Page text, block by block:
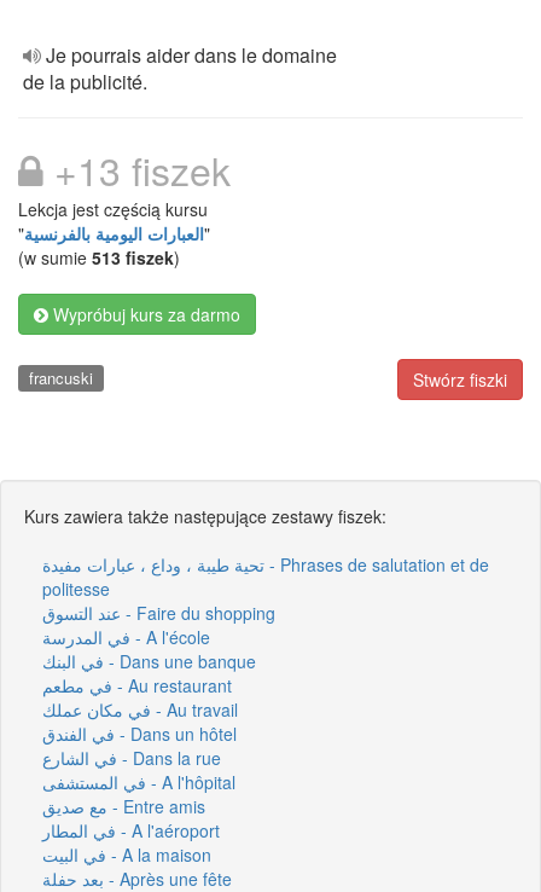
Je pourrais aider dans le domaine
de la publicité.
+13 fiszek
Lekcja jest częścią kursu
"العبارات اليومية بالفرنسية"
(w sumie 513 fiszek)
Wypróbuj kurs za darmo
Stwórz fiszki
francuski
Kurs zawiera także następujące zestawy fiszek:
تحية طيبة ، وداع ، عبارات مفيدة - Phrases de salutation et de
politesse
عند التسوق - Faire du shopping
في المدرسة - A l'école
في البنك - Dans une banque
في مطعم - Au restaurant
في مكان عملك - Au travail
في الفندق - Dans un hôtel
في الشارع - Dans la rue
في المستشفى - A l'hôpital
مع صديق - Entre amis
في المطار - A l'aéroport
في البيت - A la maison
بعد حفلة - Après une fête